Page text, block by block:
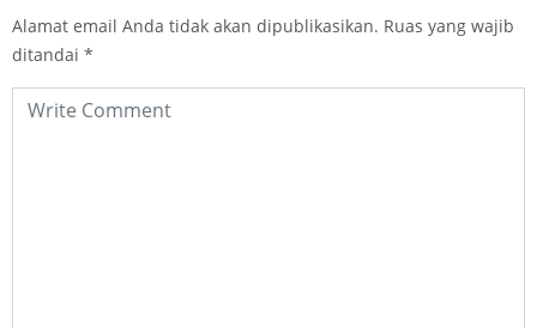
Alamat email Anda tidak akan dipublikasikan. Ruas yang wajib
ditandai *